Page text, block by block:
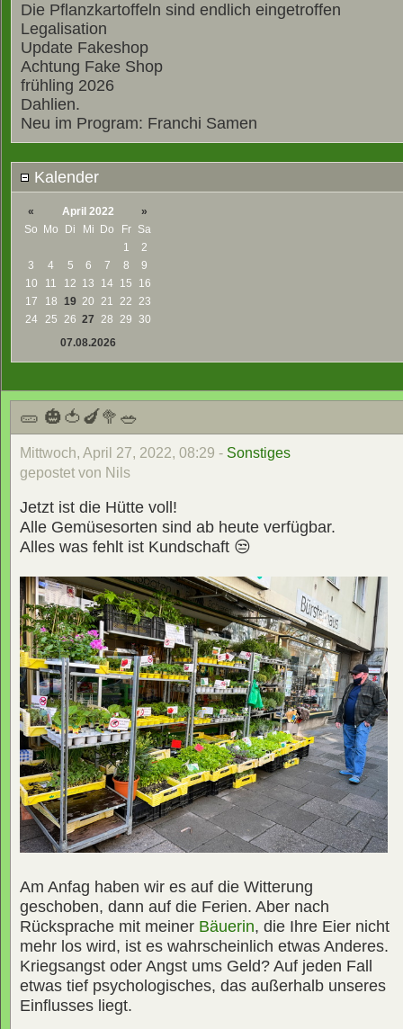
Die Pflanzkartoffeln sind endlich eingetroffen
Legalisation
Update Fakeshop
Achtung Fake Shop
frühling 2026
Dahlien.
Neu im Program: Franchi Samen
Kalender
« April 2022
»
So Mo Di Mi Do Fr
Sa
1
2
3
4 5 6 7 8
9
10
11 12 13 14 15
16
17
18 19 20 21 22 23
24
25 26 27 28 29 30
07.08.2026
🥒 🎃🍅🍆🥦🥗
Mittwoch, April 27, 2022, 08:29 - Sonstiges
gepostet von Nils
Jetzt ist die Hütte voll!
Alle Gemüsesorten sind ab heute verfügbar.
Alles was fehlt ist Kundschaft 😒
Am Anfag haben wir es auf die Witterung
geschoben, dann auf die Ferien. Aber nach
Rücksprache mit meiner Bäuerin, die Ihre Eier nicht
mehr los wird, ist es wahrscheinlich etwas Anderes.
Kriegsangst oder Angst ums Geld? Auf jeden Fall
etwas tief psychologisches, das außerhalb unseres
Einflusses liegt.